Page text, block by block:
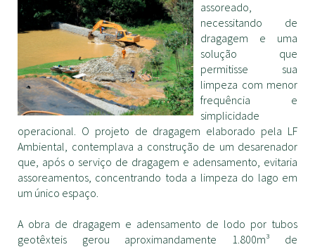
assoreado,
necessitando de
dragagem e uma
solução que
permitisse sua
limpeza com menor
frequência e
simplicidade
operacional. O projeto de dragagem elaborado pela LF
Ambiental, contemplava a construção de um desarenador
que, após o serviço de dragagem e adensamento, evitaria
assoreamentos, concentrando toda a limpeza do lago em
um único espaço.
A obra de dragagem e adensamento de lodo por tubos
geotêxteis gerou aproximandamente 1.800m³ de